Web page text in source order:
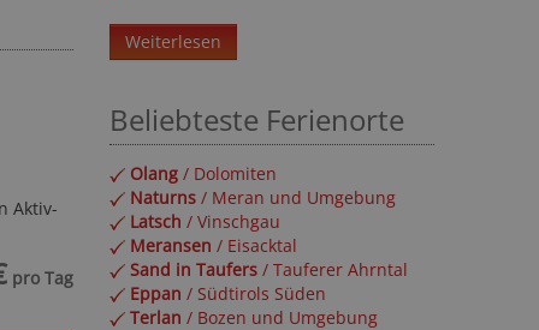
Aktiv-
pro Tag
Weiterlesen
Beliebteste Ferienorte
Olang / Dolomiten
Naturns / Meran und Umgebung
Latsch / Vinschgau
Meransen / Eisacktal
Sand in Taufers / Tauferer Ahrntal
Eppan / Südtirols Süden
Terlan / Bozen und Umgebung